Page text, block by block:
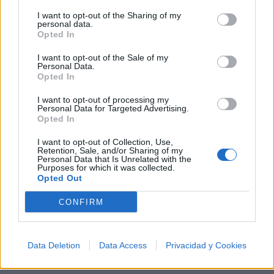
I want to opt-out of the Sharing of my
personal data.
Opted In
I want to opt-out of the Sale of my
Personal Data.
Opted In
I want to opt-out of processing my
Personal Data for Targeted Advertising.
Opted In
I want to opt-out of Collection, Use,
Retention, Sale, and/or Sharing of my
Personal Data that Is Unrelated with the
Purposes for which it was collected.
Opted Out
CONFIRM
Data Deletion Data Access Privacidad y Cookies
+ Sam Sam
Añadir Letra
Ranking de Sam Sam
Sam Samno está entre los 500 artistas más
apoyados y visitados de esta semana.
¿Apoyar a Sam Sam?
0
Ranking de Sam Sam TOP Música